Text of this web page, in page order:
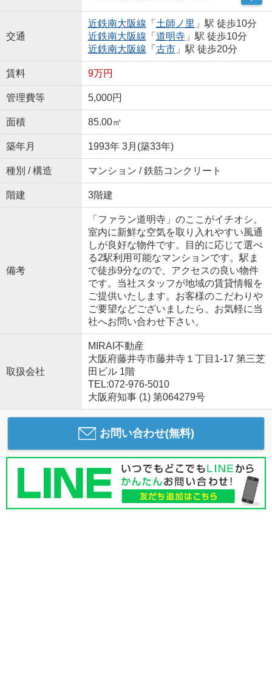
交通
近鉄南大阪線 「 土師ノ里 」駅 徒歩10分
近鉄南大阪線 「 道明寺」駅 徒歩10分
近鉄南大阪線 「 古市」駅 徒歩20分
賃料 9万円
管理費等 5,000円
面積 85.00㎡
築年月 1993年 3月(築33年)
種別 / 構造 マンション / 鉄筋コンクリート
階建 3階建
備考
「ファラン道明寺」のここがイチオシ。
室内に新鮮な空気を取り入れやすい風通
しが良好な物件です。目的に応じて選べ
る2駅利用可能なマンションです。駅ま
で徒歩9分なので、アクセスの良い物件
です。当社スタッフが地域の賃貸情報を
ご提供いたします。お客様のこだわりや
ご要望などございましたら、お気軽に当
社へお問い合わせ下さい。
取扱会社
MIRAI不動産
大阪府藤井寺市藤井寺１丁目1-17 第三芝
田ビル 1階
TEL:072-976-5010
大阪府知事 (1) 第064279号
お問い合わせ(無料)